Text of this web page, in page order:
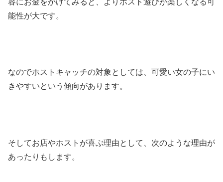
能性が大です。
なのでホストキャッチの対象としては、可愛い女の子にい
きやすいという傾向があります。
そしてお店やホストが喜ぶ理由として、次のような理由が
あったりもします。